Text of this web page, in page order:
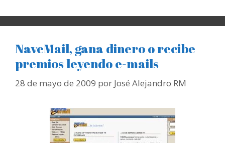
NaveMail, gana dinero o recibe
premios leyendo e-mails
28 de mayo de 2009 por José Alejandro RM